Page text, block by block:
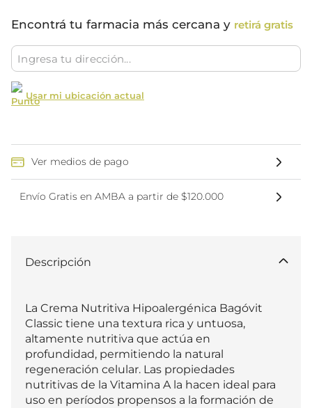
Encontrá tu farmacia más cercana y retirá gratis
Usar mi ubicación actual
Ver medios de pago
Envío Gratis en AMBA a partir de $120.000
Descripción
La Crema Nutritiva Hipoalergénica Bagóvit
Classic tiene una textura rica y untuosa,
altamente nutritiva que actúa en
profundidad, permitiendo la natural
regeneración celular. Las propiedades
nutritivas de la Vitamina A la hacen ideal para
uso en períodos propensos a la formación de